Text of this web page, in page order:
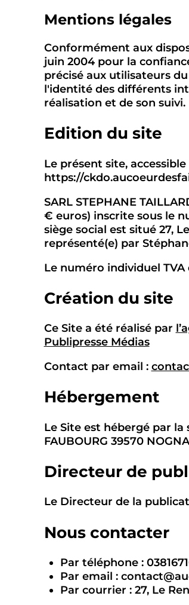
Mentions légales
Conformément aux
juin 2004 pour la
précisé aux utilisateurs du
l'identité des différents
réalisation et de son suivi.
Edition du site
Le présent site, accessible
https://
SARL STEPHANE
€ euros) inscrite sous le
siège social est situé 27,
représenté(e) par
Le numéro individuel TVA
Création du site
Ce Site a été réalisé par
Publipresse Médias
Contact par email :
Hébergement
Le Site est hébergé par la
FAUBOURG 39570 NOGNA
Directeur de
Le Directeur de la
Nous contacter
Par téléphone :
Par email :
Par courrier : 27, Le